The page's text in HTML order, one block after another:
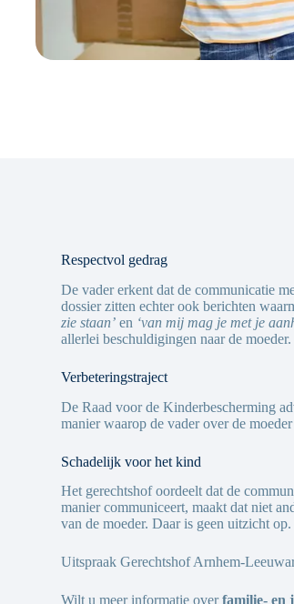
Respectvol gedrag
De vader erkent dat de communicatie
dossier zitten echter ook berichten
zie staan’ en ‘van mij mag je met je
allerlei beschuldigingen naar de
Verbeteringstraject
De Raad voor de Kinderbescherming
manier waarop de vader over de
Schadelijk voor het kind
Het gerechtshof oordeelt dat de
manier communiceert, maakt dat niet
van de moeder. Daar is geen uitzicht
Uitspraak Gerechtshof Arnhem-
Wilt u meer informatie overfamilie- en